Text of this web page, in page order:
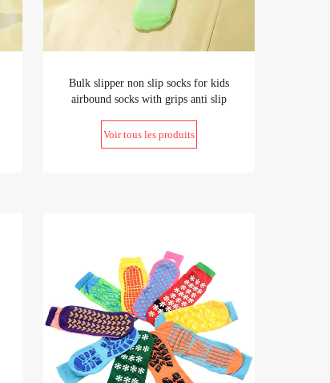
Bulk slipper non slip socks for kids
airbound socks with grips anti slip
Voir tous les produits